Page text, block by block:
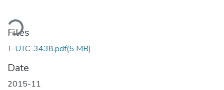
Loading...
Files
T-UTC-3438.pdf(5 MB)
Date
2015-11